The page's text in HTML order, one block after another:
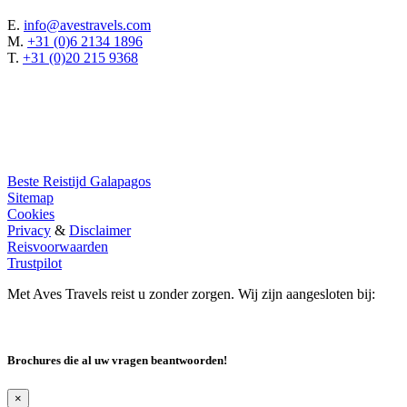
E. info@avestravels.com
M. +31 (0)6 2134 1896
T. +31 (0)20 215 9368
Beste Reistijd Galapagos
Sitemap
Cookies
Privacy & Disclaimer
Reisvoorwaarden
Trustpilot
Met Aves Travels reist u zonder zorgen. Wij zijn aangesloten bij:
Brochures die al uw vragen beantwoorden!
×